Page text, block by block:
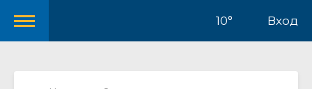
10° Вход